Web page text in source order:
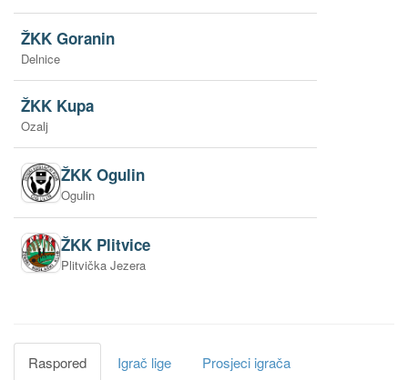
ŽKK Goranin
Delnice
ŽKK Kupa
Ozalj
ŽKK Ogulin
Ogulin
ŽKK Plitvice
Plitvička Jezera
Raspored Igrač lige
Prosjeci igrača